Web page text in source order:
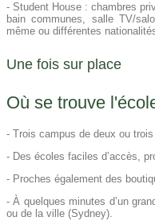
- Student House : chambres
bain communes, salle TV/
même ou différentes
Une fois sur place​
Où se trouve
- Trois campus de deux ou
- Des écoles faciles d’accès,
- Proches également des
- À quelques minutes d’un
ou de la ville (Sydney).